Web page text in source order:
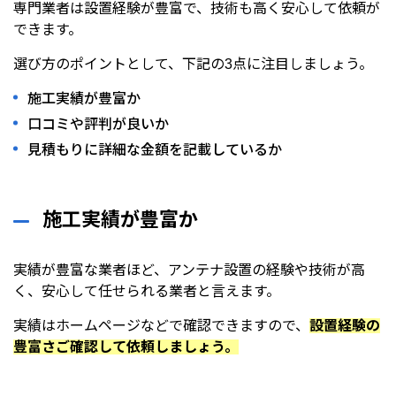
専門業者は設置経験が豊富で、技術も高く安心して依頼が
できます。
選び方のポイントとして、下記の3点に注目しましょう。
施工実績が豊富か
口コミや評判が良いか
見積もりに詳細な金額を記載しているか
施工実績が豊富か
実績が豊富な業者ほど、アンテナ設置の経験や技術が高
く、安心して任せられる業者と言えます。
実績はホームページなどで確認できますので、 設置経験の
豊富さご確認して依頼しましょう。